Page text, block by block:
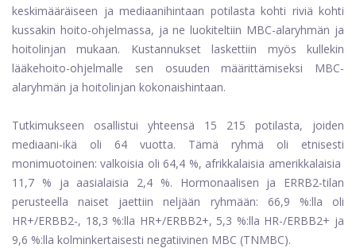
keskimääräiseen ja mediaanihintaan potilasta kohti riviä kohti
kussakin hoito-ohjelmassa, ja ne luokiteltiin MBC-alaryhmän ja
hoitolinjan mukaan. Kustannukset laskettiin myös kullekin
lääkehoito-ohjelmalle sen osuuden määrittämiseksi MBC-
alaryhmän ja hoitolinjan kokonaishintaan.
Tutkimukseen osallistui yhteensä 15 215 potilasta, joiden
mediaani-ikä oli 64 vuotta. Tämä ryhmä oli etnisesti
monimuotoinen: valkoisia oli 64,4 %, afrikkalaisia ​​amerikkalaisia ​​
11,7 % ja aasialaisia ​​2,4 %. Hormonaalisen ja ERRB2-tilan
perusteella naiset jaettiin neljään ryhmään: 66,9 %:lla oli
HR+/ERBB2-, 18,3 %:lla HR+/ERBB2+, 5,3 %:lla HR-/ERBB2+ ja
9,6 %:lla kolminkertaisesti negatiivinen MBC (TNMBC).